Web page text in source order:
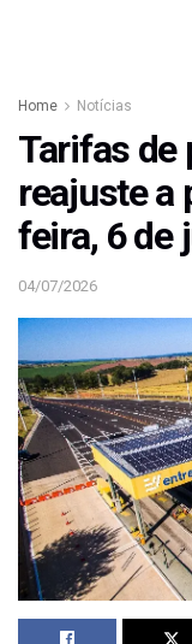
Home Notícias
Tarifas de
reajuste a
feira, 6 de
04/07/2026